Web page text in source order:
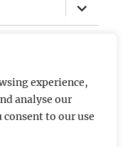
experience,
analyse our
to our use
öffnen